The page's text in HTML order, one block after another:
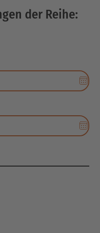
der Reihe: